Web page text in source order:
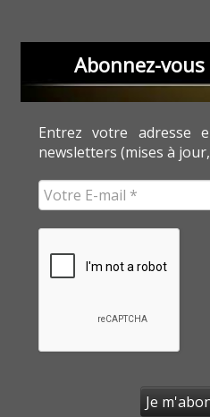
Abonnez-
Entrez votre adresse
newsletters (mises à